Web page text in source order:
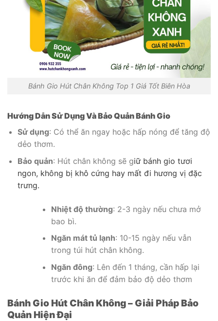
Bánh Gio Hút Chân Không Top 1 Giá Tốt Biên Hòa
Hướng Dẫn Sử Dụng Và Bảo Quản Bánh Gio
Sử dụng: Có thể ăn ngay hoặc hấp nóng để tăng độ
dẻo thơm.
Bảo quản: Hút chân không sẽ giữ bánh gio tươi
ngon, không bị khô cứng hay mất đi hương vị đặc
trưng.
Nhiệt độ thường: 2-3 ngày nếu chưa mở
bao bì.
Ngăn mát tủ lạnh: 10-15 ngày nếu vẫn
trong túi hút chân không.
Ngăn đông: Lên đến 1 tháng, cần hấp lại
trước khi ăn để đảm bảo độ dẻo thơm
Bánh Gio Hút Chân Không – Giải Pháp Bảo
Quản Hiện Đại